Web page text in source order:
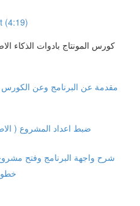
(4:19)
مقدمة عن البرنامج وعن الكورس
ضبط اعداد المشروع (